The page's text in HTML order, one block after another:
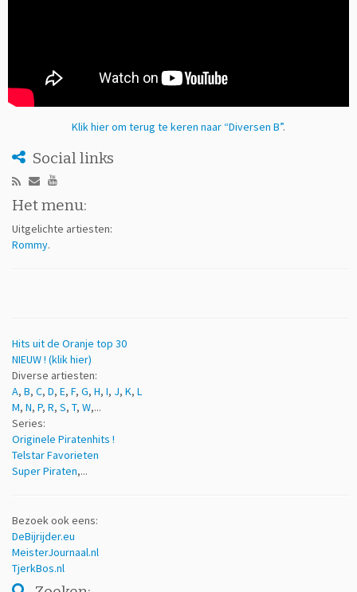
Klik hier om terug te keren naar “Diversen B”.
Social links
Het menu:
Uitgelichte artiesten:
Rommy.
Hits uit de Oranje top 30
NIEUW ! (klik hier)
Diverse artiesten:
A, B, C, D, E, F, G, H, I, J, K, L
M, N, P, R, S, T, W,...
Series:
Originele Piratenhits !
Telstar Favorieten
Super Piraten,...
Bezoek ook eens:
DeBijrijder.eu
MeisterJournaal.nl
TjerkBos.nl